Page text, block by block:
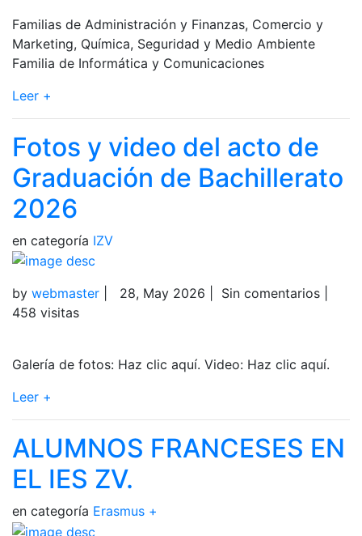
Familias de Administración y Finanzas, Comercio y
Marketing, Química, Seguridad y Medio Ambiente
Familia de Informática y Comunicaciones
Leer +
Fotos y video del acto de
Graduación de Bachillerato
2026
en categoría IZV
by webmaster 28, May 2026 Sin comentarios
458 visitas
Galería de fotos: Haz clic aquí. Video: Haz clic aquí.
Leer +
ALUMNOS FRANCESES EN
EL IES ZV.
en categoría Erasmus +